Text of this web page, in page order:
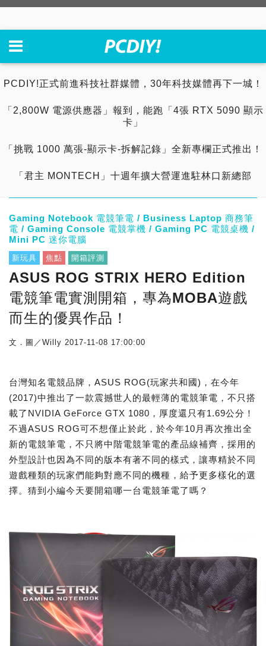
PCDIY!正式前進科技社群媒體，30年科技媒體再下一城！
「2,800W 電源供應器」報到，能跑「4張 RTX 5090 顯示
卡」
「挑戰 1000 萬張-顯示卡-拆解記錄」全新專欄正式推出！
「君主 MONTECH」十週年擴大營運進駐林口新總部
Gaming Notebook 電競筆電 / Business Laptop 商務筆
電 / Gaming Console 電競掌機 / Gaming PC 電競桌機 /
Mini PC 迷你電腦
新玩具 焦點 開箱評測
ASUS ROG STRIX HERO Edition
電競筆電實測開箱，專為MOBA遊戲
而生的優異作品！
文．圖／Willy 2017-11-08 17:00:00
台灣知名電競品牌，ASUS ROG(玩家共和國)，在今年
(2017)中推出了一款震撼世人的最輕薄的電競筆電，不只搭
載了NVIDIA GeForce GTX 1080，厚度還只有1.69公分！
不過ASUS ROG可不想僅止於此，於今年10月再次推出全
新的電競筆電，不只將中階電競筆電的產品線補齊，採用的
外型設計也因為不同的版本有著不同的樣式，讓專精於不同
遊戲種類的玩家們能夠對應不同的機種，給予更多樣化的選
擇。猜到小編今天要開箱哪一台電競筆電了嗎？